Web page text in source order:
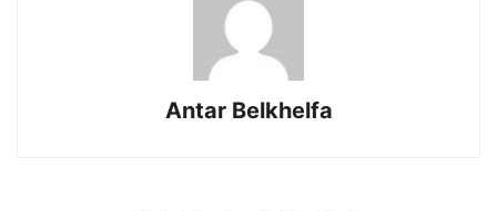
Antar Belkhelfa